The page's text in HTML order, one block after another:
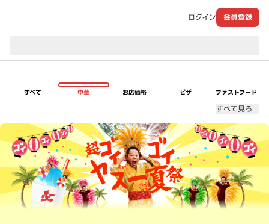
ログイン 会員登録
すべて 中華 お店価格 ピザ ファストフード
すべて見る
超ゴイゴイヤスー夏祭